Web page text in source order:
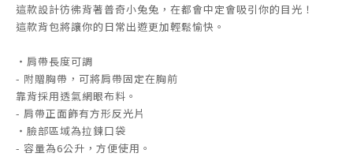
這款設計彷彿背著普奇小兔兔，在都會中定會吸引你的目光！
這款背包將讓你的日常出遊更加輕鬆愉快。
・肩帶長度可調
- 附贈胸帶，可將肩帶固定在胸前
靠背採用透氣網眼布料。
- 肩帶正面飾有方形反光片
・臉部區域為拉鍊口袋
- 容量為6公升，方便使用。